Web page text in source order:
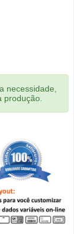
necessidade,
produção.